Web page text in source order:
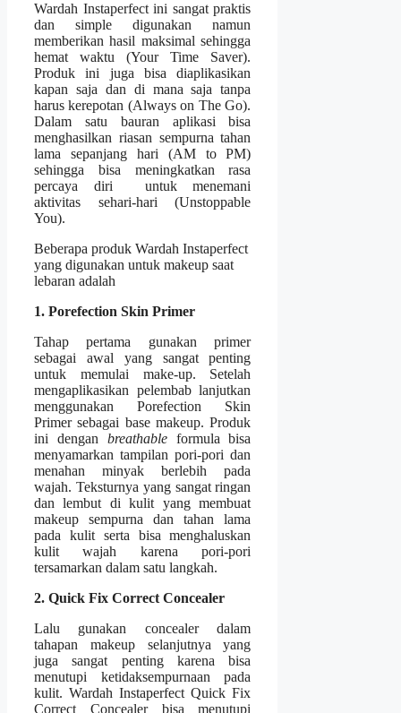
Wardah Instaperfect ini sangat praktis
dan simple digunakan namun
memberikan hasil maksimal sehingga
hemat waktu (Your Time Saver).
Produk ini juga bisa diaplikasikan
kapan saja dan di mana saja tanpa
harus kerepotan (Always on The Go).
Dalam satu bauran aplikasi bisa
menghasilkan riasan sempurna tahan
lama sepanjang hari (AM to PM)
sehingga bisa meningkatkan rasa
percaya diri untuk menemani
aktivitas sehari-hari (Unstoppable
You).
Beberapa produk Wardah Instaperfect
yang digunakan untuk makeup saat
lebaran adalah
1. Porefection Skin Primer
Tahap pertama gunakan primer
sebagai awal yang sangat penting
untuk memulai make-up. Setelah
mengaplikasikan pelembab lanjutkan
menggunakan Porefection Skin
Primer sebagai base makeup. Produk
ini dengan breathableformula bisa
menyamarkan tampilan pori-pori dan
menahan minyak berlebih pada
wajah. Teksturnya yang sangat ringan
dan lembut di kulit yang membuat
makeup sempurna dan tahan lama
pada kulit serta bisa menghaluskan
kulit wajah karena pori-pori
tersamarkan dalam satu langkah.
2. Quick Fix Correct Concealer
Lalu gunakan concealer dalam
tahapan makeup selanjutnya yang
juga sangat penting karena bisa
menutupi ketidaksempurnaan pada
kulit. Wardah Instaperfect Quick Fix
Correct Concealer bisa menutupi